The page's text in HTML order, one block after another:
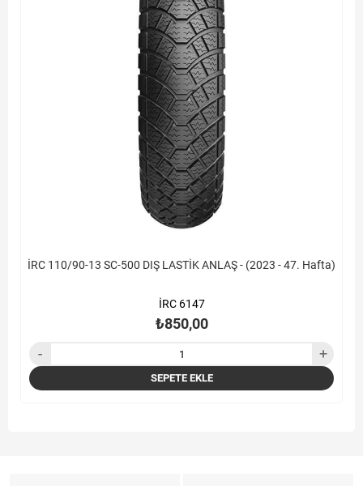
İRC 110/90-13 SC-500 DIŞ LASTİK ANLAŞ - (2023 - 47. Hafta)
İRC 6147
₺850,00
SEPETE EKLE